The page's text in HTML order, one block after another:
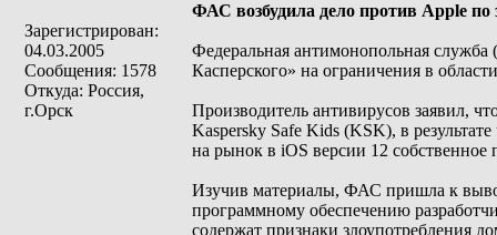
Зарегистрирован:
04.03.2005
Сообщения: 1578
Откуда: Россия,
г.Орск
ФАС возбудила дело против Apple
Федеральная антимонопольная
Касперского» на ограничения в
Производитель антивирусов заявил,
Kaspersky Safe Kids (KSK), в
на рынок в iOS версии 12
Изучив материалы, ФАС пришла к
программному обеспечению
содержат признаки